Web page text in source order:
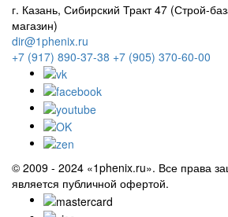
г. Казань, Сибирский Тракт 47 (Строй-
магазин)
dir@1phenix.ru
+7 (917) 890-37-38 +7 (905) 370-60-00
© 2009 - 2024 «1phenix.ru». Все права
является публичной офертой.